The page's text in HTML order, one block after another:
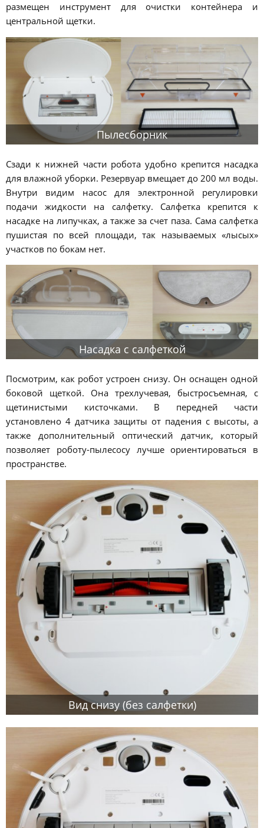
размещен инструмент для очистки контейнера и
центральной щетки.
Пылесборник
Сзади к нижней части робота удобно крепится насадка
для влажной уборки. Резервуар вмещает до 200 мл воды.
Внутри видим насос для электронной регулировки
подачи жидкости на салфетку. Салфетка крепится к
насадке на липучках, а также за счет паза. Сама салфетка
пушистая по всей площади, так называемых «лысых»
участков по бокам нет.
Насадка с салфеткой
Посмотрим, как робот устроен снизу. Он оснащен одной
боковой щеткой. Она трехлучевая, быстросъемная, с
щетинистыми кисточками. В передней части
установлено 4 датчика защиты от падения с высоты, а
также дополнительный оптический датчик, который
позволяет роботу-пылесосу лучше ориентироваться в
пространстве.
Вид снизу (без салфетки)